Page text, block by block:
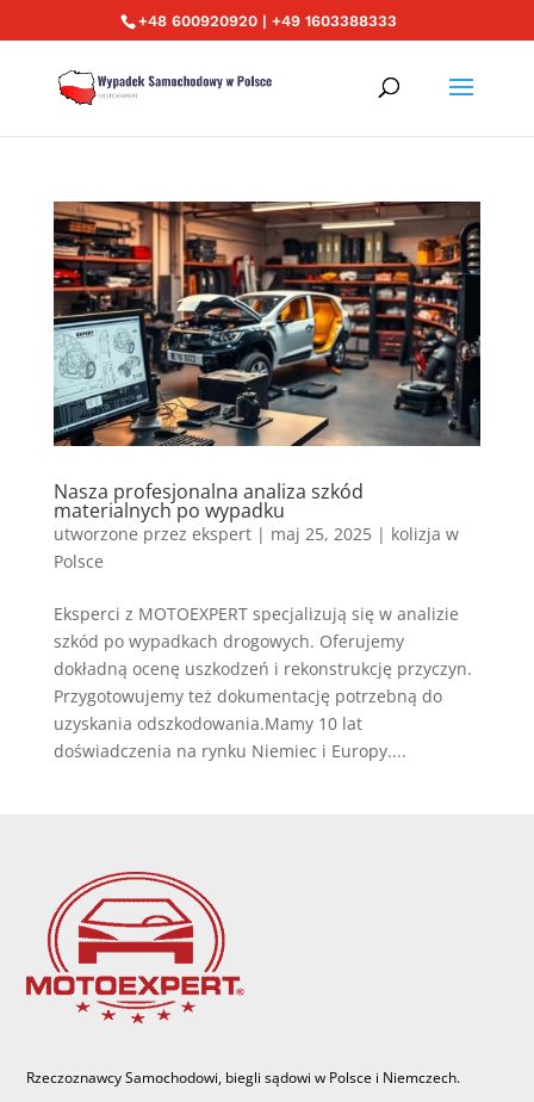
+48 600920920 | +49 1603388333
Nasza profesjonalna analiza szkód
materialnych po wypadku
utworzone przez ekspert| maj 25, 2025| kolizja w
Polsce
Eksperci z MOTOEXPERT specjalizują się w analizie
szkód po wypadkach drogowych. Oferujemy
dokładną ocenę uszkodzeń i rekonstrukcję przyczyn.
Przygotowujemy też dokumentację potrzebną do
uzyskania odszkodowania.Mamy 10 lat
doświadczenia na rynku Niemiec i Europy....
Rzeczoznawcy Samochodowi, biegli sądowi w Polsce i Niemczech.